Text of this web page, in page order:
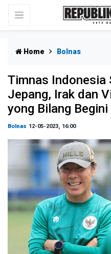
Home Bolnas
Timnas Indonesia
Jepang, Irak dan
yong Bilang Begini
Bolnas 12-05-2023, 16:00